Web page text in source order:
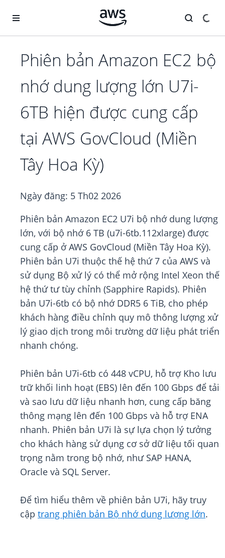
Phiên bản Amazon EC2 bộ
nhớ dung lượng lớn U7i-
6TB hiện được cung cấp
tại AWS GovCloud (Miền
Tây Hoa Kỳ)
Ngày đăng: 5 Th02 2026
Phiên bản Amazon EC2 U7i bộ nhớ dung lượng
lớn, với bộ nhớ 6 TB (u7i-6tb.112xlarge) được
cung cấp ở AWS GovCloud (Miền Tây Hoa Kỳ).
Phiên bản U7i thuộc thế hệ thứ 7 của AWS và
sử dụng Bộ xử lý có thể mở rộng Intel Xeon thế
hệ thứ tư tùy chỉnh (Sapphire Rapids). Phiên
bản U7i-6tb có bộ nhớ DDR5 6 TiB, cho phép
khách hàng điều chỉnh quy mô thông lượng xử
lý giao dịch trong môi trường dữ liệu phát triển
nhanh chóng.
Phiên bản U7i-6tb có 448 vCPU, hỗ trợ Kho lưu
trữ khối linh hoạt (EBS) lên đến 100 Gbps để tải
và sao lưu dữ liệu nhanh hơn, cung cấp băng
thông mạng lên đến 100 Gbps và hỗ trợ ENA
nhanh. Phiên bản U7i là sự lựa chọn lý tưởng
cho khách hàng sử dụng cơ sở dữ liệu tối quan
trọng nằm trong bộ nhớ, như SAP HANA,
Oracle và SQL Server.
Để tìm hiểu thêm về phiên bản U7i, hãy truy
cập trang phiên bản Bộ nhớ dung lượng lớn.